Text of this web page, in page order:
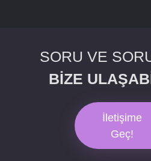
SORU VE
BİZE
İletişime
Geç!